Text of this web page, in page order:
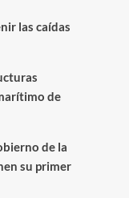
las caídas
de
de la
su primer